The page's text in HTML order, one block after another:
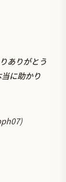
ありがとう
に助かり